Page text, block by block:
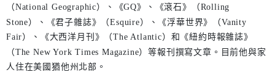
（National Geographic）、《GQ》、《滾石》（Rolling
Stone）、《君子雜誌》（Esquire）、《浮華世界》（Vanity
Fair）、《大西洋月刊》（The Atlantic）和《紐約時報雜誌》
（The New York Times Magazine）等報刊撰寫文章。目前他與家
人住在美國猶他州北部。